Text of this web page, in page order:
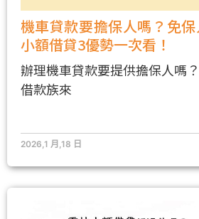
機車貸款要擔保人嗎？免
小額借貸3優勢一次看！
辦理機車貸款要提供擔保人嗎
借款族來
2026,1 月,18 日